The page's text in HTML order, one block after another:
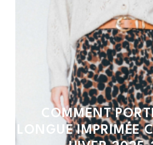
COMMENT
LONGUE IMPRIMÉE